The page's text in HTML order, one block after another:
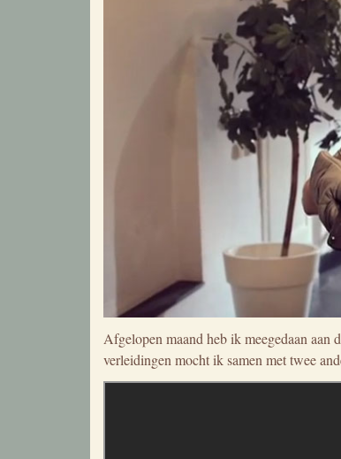
Afgelopen maand heb ik meegedaan
verleidingen mocht ik samen met twee